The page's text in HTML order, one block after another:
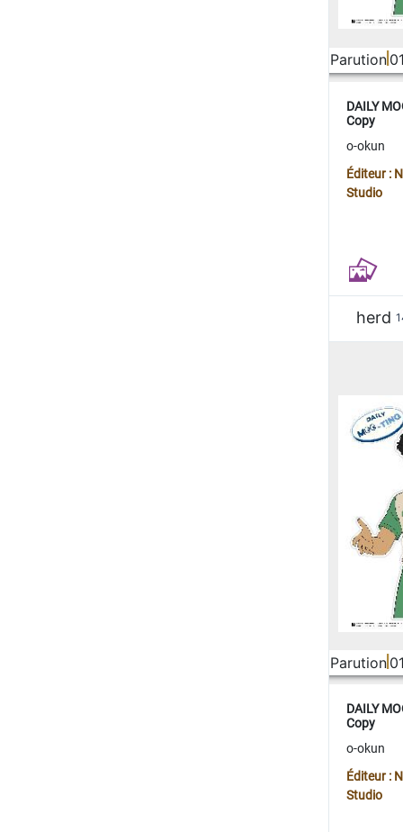
Parution
DAILY
Copy
o-okun
Éditeur :
Studio
herd
Parution
DAILY
Copy
o-okun
Éditeur :
Studio